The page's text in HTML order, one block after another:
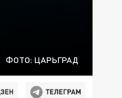
ФОТО: ЦАРЬГРАД